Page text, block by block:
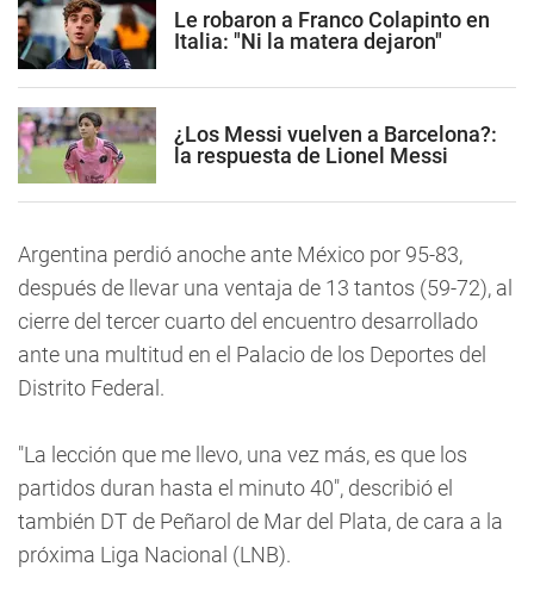
Le robaron a Franco Colapinto en
Italia: "Ni la matera dejaron"
¿Los Messi vuelven a Barcelona?:
la respuesta de Lionel Messi
Argentina perdió anoche ante México por 95-83,
después de llevar una ventaja de 13 tantos (59-72), al
cierre del tercer cuarto del encuentro desarrollado
ante una multitud en el Palacio de los Deportes del
Distrito Federal.
"La lección que me llevo, una vez más, es que los
partidos duran hasta el minuto 40", describió el
también DT de Peñarol de Mar del Plata, de cara a la
próxima Liga Nacional (LNB).